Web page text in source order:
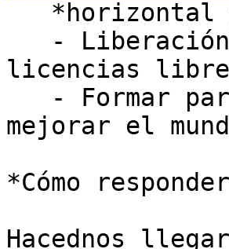
licencias
mejorar el
*Cómo
Hacednos